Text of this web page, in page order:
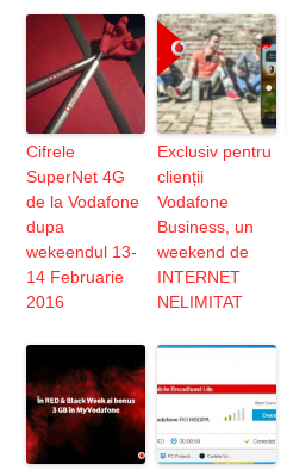
Cifrele
SuperNet 4G
de la Vodafone
dupa
wekeendul 13-
14 Februarie
2016
Exclusiv pentru
clienții
Vodafone
Business, un
weekend de
INTERNET
NELIMITAT